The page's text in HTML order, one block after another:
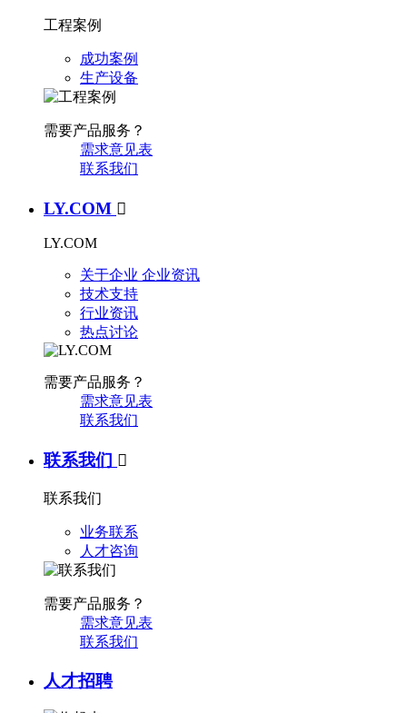
工程案例
成功案例
生产设备
需要产品服务？
需求意见表
联系我们
LY.COM 
LY.COM
关于企业 企业资讯
技术支持
行业资讯
热点讨论
需要产品服务？
需求意见表
联系我们
联系我们 
联系我们
业务联系
人才咨询
需要产品服务？
需求意见表
联系我们
人才招聘